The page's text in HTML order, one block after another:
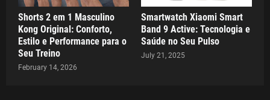
Shorts 2 em 1 Masculino
Kong Original: Conforto,
Estilo e Performance para o
Seu Treino
February 14, 2026
Smartwatch Xiaomi Smart
Band 9 Active: Tecnologia e
Saúde no Seu Pulso
July 21, 2025